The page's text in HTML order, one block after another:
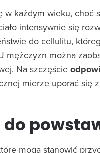
w każdym wieku, choć
intensywnie się
do cellulitu,
mężczyzn można
Na szczęście
mierze uporać się
do
mogą stanowić